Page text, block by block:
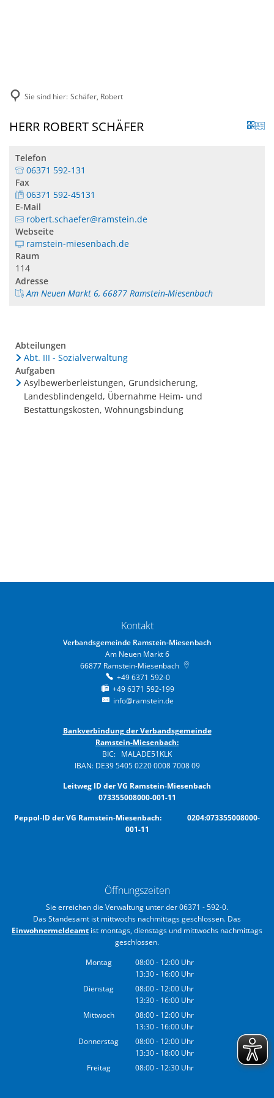
Sie sind hier: Schäfer, Robert
HERR ROBERT SCHÄFER
Telefon
06371 592-131
Fax
06371 592-45131
E-Mail
robert.schaefer@ramstein.de
Webseite
ramstein-miesenbach.de
Raum
114
Adresse
Am Neuen Markt 6, 66877 Ramstein-Miesenbach
Abteilungen
Abt. III - Sozialverwaltung
Aufgaben
Asylbewerberleistungen, Grundsicherung,
Landesblindengeld, Übernahme Heim- und
Bestattungskosten, Wohnungsbindung
Kontakt
Verbandsgemeinde Ramstein-Miesenbach
Am Neuen Markt 6
66877 Ramstein-Miesenbach
+49 6371 592-0
+49 6371 592-199
info@ramstein.de
Bankverbindung der Verbandsgemeinde
Ramstein-Miesenbach:
BIC: MALADE51KLK
IBAN: DE39 5405 0220 0008 7008 09
Leitweg ID der VG Ramstein-Miesenbach
073355008000-001-11
Peppol-ID der VG Ramstein-Miesenbach: 0204:073355008000-
001-11
Öffnungszeiten
Sie erreichen die Verwaltung unter der 06371 - 592-0.
Das Standesamt ist mittwochs nachmittags geschlossen. Das
Einwohnermeldeamt ist montags, dienstags und mittwochs nachmittags
geschlossen.
Montag
08:00- 12:00 Uhr
Von 08:00 bis 12:00 Uhr
13:30- 16:00 Uhr
Von 13:30 bis 16:00 Uhr
Dienstag 08:00- 12:00 Uhr
Von 08:00 bis 12:00 Uhr
13:30- 16:00 Uhr
Von 13:30 bis 16:00 Uhr
Mittwoch 08:00- 12:00 Uhr
Von 08:00 bis 12:00 Uhr
13:30- 16:00 Uhr
Von 13:30 bis 16:00 Uhr
Donnerstag 08:00- 12:00 Uhr
Von 08:00 bis 12:00 Uhr
13:30- 18:00 Uhr
Von 13:30 bis 18:00 Uhr
Freitag 08:00- 12:30 Uhr